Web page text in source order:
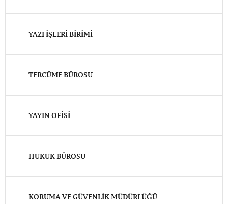
YAZI İŞLERI BIRIMI
TERCÜME BÜROSU
YAYIN OFISI
HUKUK BÜROSU
KORUMA VE GÜVENLIK MÜDÜRLÜĞÜ